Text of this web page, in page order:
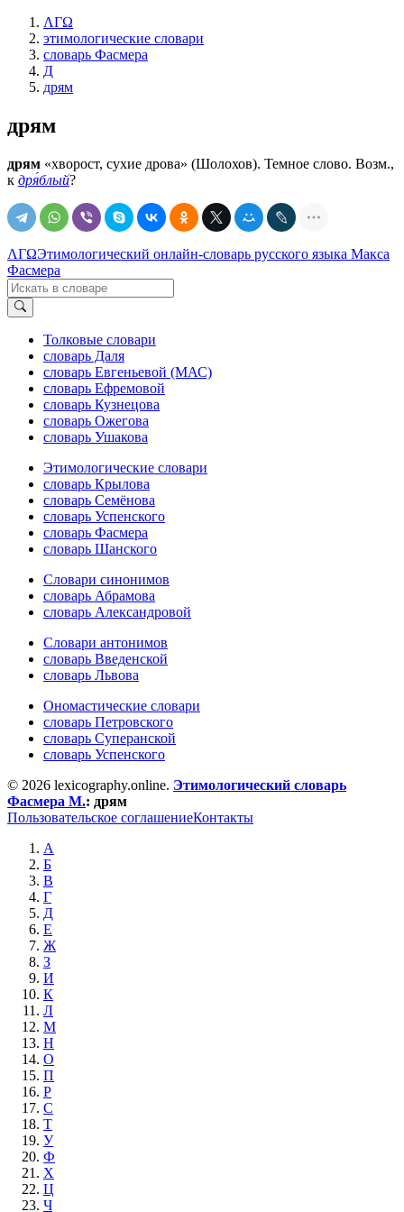
ΛΓΩ
этимологические словари
словарь Фасмера
Д
дрям
дрям
дрям «хворост, сухие дрова» (Шолохов). Темное слово. Возм.,
к дря́блый?
ΛΓΩЭтимологический онлайн-словарь русского языка Макса
Фасмера
Толковые словари
словарь Даля
словарь Евгеньевой (МАС)
словарь Ефремовой
словарь Кузнецова
словарь Ожегова
словарь Ушакова
Этимологические словари
словарь Крылова
словарь Семёнова
словарь Успенского
словарь Фасмера
словарь Шанского
Словари синонимов
словарь Абрамова
словарь Александровой
Словари антонимов
словарь Введенской
словарь Львова
Ономастические словари
словарь Петровского
словарь Суперанской
словарь Успенского
© 2026 lexicography.online. Этимологический словарь
Фасмера М.: дрям
Пользовательское соглашениеКонтакты
А
Б
В
Г
Д
Е
Ж
З
И
К
Л
М
Н
О
П
Р
С
Т
У
Ф
Х
Ц
Ч